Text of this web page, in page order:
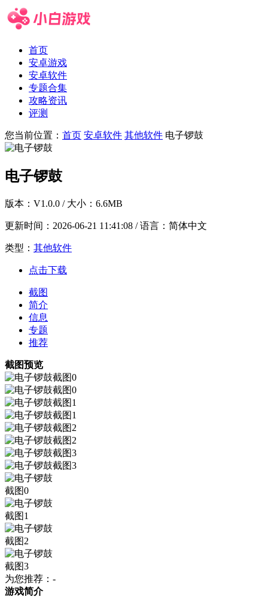
首页
安卓游戏
安卓软件
专题合集
攻略资讯
评测
您当前位置： 首页 安卓软件 其他软件 电子锣鼓
电子锣鼓
版本： V1.0.0 / 大小：6.6MB
更新时间： 2026-06-21 11:41:08 / 语言：简体中文
类型： 其他软件
点击下载
截图
简介
信息
专题
推荐
截图预览
为您推荐：-
游戏简介